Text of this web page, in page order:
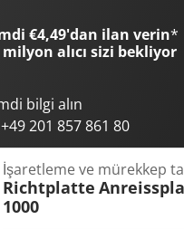
€4,49'dan ilan verin*
milyon alıcı sizi bekliyor
bilgi alın
+49 201 857 861 80
İşaretleme ve mürekkep
Richtplatte
1000